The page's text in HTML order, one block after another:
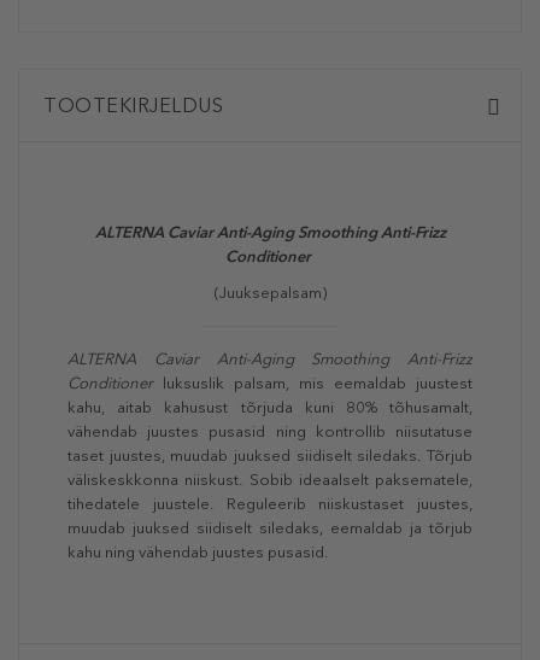
TOOTEKIRJELDUS
ALTERNACaviar Anti-Aging Smoothing Anti-Frizz
Conditioner
(Juuksepalsam)
ALTERNA Caviar Anti-Aging Smoothing Anti-Frizz
Conditioner luksuslik palsam, mis eemaldab juustest
kahu, aitab kahusust tõrjuda kuni 80% tõhusamalt,
vähendab juustes pusasid ning kontrollib niisutatuse
taset juustes, muudab juuksed siidiselt siledaks. Tõrjub
väliskeskkonna niiskust. Sobib ideaalselt paksematele,
tihedatele juustele. Reguleerib niiskustaset juustes,
muudab juuksed siidiselt siledaks, eemaldab ja tõrjub
kahu ning vähendab juustes pusasid.